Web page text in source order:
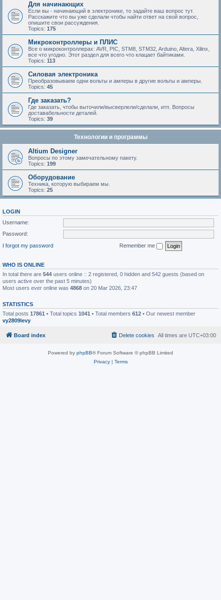
Для начинающих
Если вы - начинающий в электронике, то задайте ваш вопрос тут.
Расскажите что вы уже сделали чтобы найти ответ на свой вопрос,
опишите свои рассуждения.
Topics: 175
Микроконтроллеры и ПЛИС
Все о микроконтроллерах: AVR, PIC, STM8, STM32, Arduino, Altera, Xilinx,
все что угодно. Этот раздел для всего что клацает байтиками.
Topics: 113
Силовая электроника
Преобразовываем одни вольты и амперы в другие вольты и амперы.
Topics: 45
Где заказать?
Где заказать, чтобы выточили/высверлели/сделали, итп. Вопросы
доставабельности деталей.
Topics: 39
Технологии и программы
Altium Designer
Вопросы по этому замечательному пакету.
Topics: 199
Оборудование
Техника, которую выбираем мы.
Topics: 25
LOGIN
Username:
Password:
I forgot my password
Remember me
WHO IS ONLINE
In total there are 544 users online :: 2 registered, 0 hidden and 542 guests (based on
users active over the past 5 minutes)
Most users ever online was 4868 on 20 Mar 2026, 23:47
STATISTICS
Total posts 17861 • Total topics 1041 • Total members 612 • Our newest member
vy2809levy
Board index All times are UTC+03:00
Delete cookies
Powered by phpBB® Forum Software © phpBB Limited
Privacy| Terms